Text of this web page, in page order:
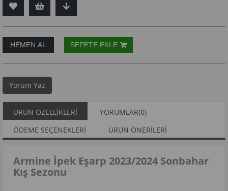
Yorum Yaz
ÜRÜN ÖZELLIKLERI YORUMLAR(0)
ÖDEME SEÇENEKLERI
ÜRÜN ÖNERILERI
Armine İpek Eşarp 2023/2024 Sonbahar
Kış Sezonu